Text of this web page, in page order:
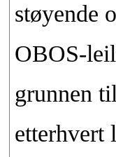
støyende
OBOS-
grunnen
etterhvert